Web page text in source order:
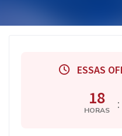
ESSAS
18
HORAS :